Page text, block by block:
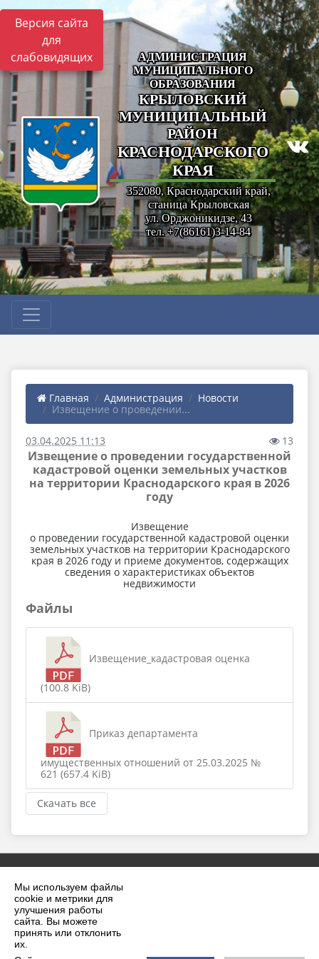
Мы используем файлы
cookie и метрики для
улучшения работы
сайта. Вы можете
принять или отклонить
их.
Версия сайта
для
слабовидящих
АДМИНИСТРАЦИЯ
МУНИЦИПАЛЬНОГО
ОБРАЗОВАНИЯ
КРЫЛОВСКИЙ
МУНИЦИПАЛЬНЫЙ
РАЙОН
КРАСНОДАРСКОГО
КРАЯ
352080, Краснодарский край,
станица Крыловская
ул. Орджоникидзе, 43
тел. +7(86161)3-14-84
Главная Администрация
Новости
Извещение о проведении...
03.04.2025 11:13 13
Извещение о проведении государственной
кадастровой оценки земельных участков
на территории Краснодарского края в 2026
году
Извещение
о проведении государственной кадастровой оценки
земельных участков на территории Краснодарского
края в 2026 году и приеме документов, содержащих
сведения о характеристиках объектов
недвижимости
Файлы
Извещение_кадастровая оценка
(100.8 KiB)
Приказ департамента
имущественных отношений от 25.03.2025 №
621 (657.4 KiB)
Скачать все
2026 г. krilovskaya.ru
Вход